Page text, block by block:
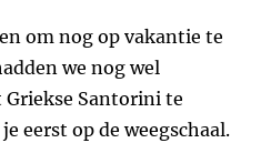
om nog op vakantie te
we nog wel
Santorini te
eerst op de weegschaal.